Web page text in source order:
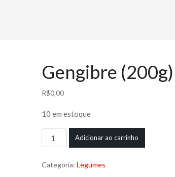
Gengibre (200g)
R$0,00
10 em estoque
Gengibre
quantidade
Adicionar ao carrinho
Categoria: Legumes